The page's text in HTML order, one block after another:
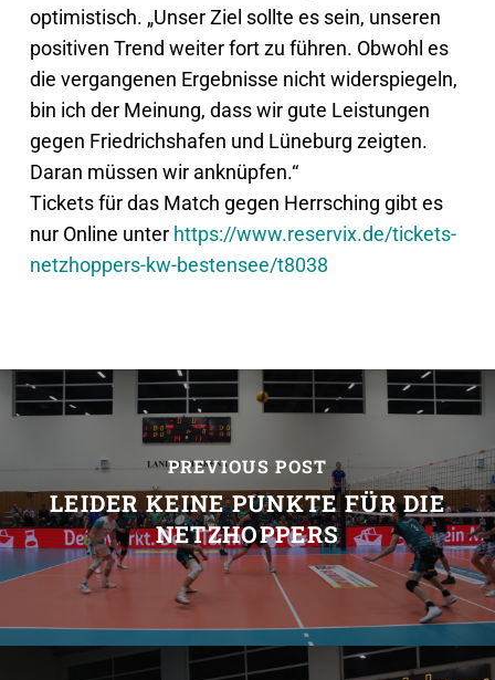
optimistisch. „Unser Ziel sollte es sein, unseren
positiven Trend weiter fort zu führen. Obwohl es
die vergangenen Ergebnisse nicht widerspiegeln,
bin ich der Meinung, dass wir gute Leistungen
gegen Friedrichshafen und Lüneburg zeigten.
Daran müssen wir anknüpfen.“
Tickets für das Match gegen Herrsching gibt es
nur Online unter https://www.reservix.de/tickets-
netzhoppers-kw-bestensee/t8038
PREVIOUS POST
LEIDER KEINE PUNKTE FÜR DIE
NETZHOPPERS